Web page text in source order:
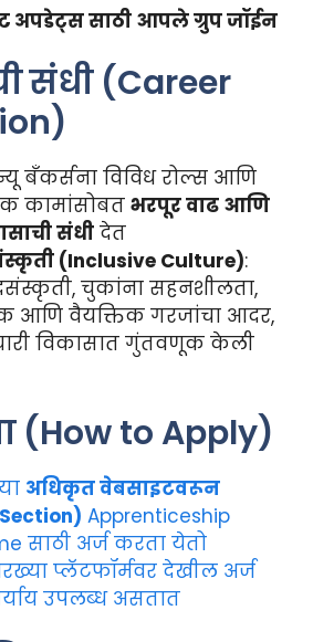
अपडेट्स साठी आपले ग्रुप जॉईन
संधी (Career
बँकर्सना विविध रोल्स आणि
कामांसोबत भरपूर वाढ आणि
संधी देत
(Inclusive Culture):
चुकांना सहनशीलता,
आणि वैयक्तिक गरजांचा आदर,
विकासात गुंतवणूक केली
(How to Apply)
अधिकृत वेबसाइटवरून
Apprenticeship
साठी अर्ज करता येतो
प्लॅटफॉर्मवर देखील अर्ज
उपलब्ध असतात